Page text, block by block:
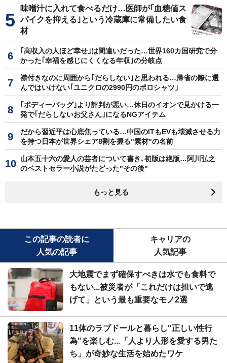
味噌汁に入れて食べるだけ…医師が｢血糖値ス
パイクを抑える｣という冷蔵庫に常備したい食
材
｢高収入の人ほど幸せ｣は間違いだった…世界160カ国研究で分
かった｢幸福を感じにくくなる年収｣の分岐点
襟付きなのに周囲から｢だらしない｣と思われる…帰省の際に選
んではいけない｢ユニクロの2990円のポロシャツ｣
｢ボディーバッグ｣より評判が悪い…休日のイオンで見かける一
発で｢だらしないお父さん｣になるNGアイテム
だから習近平は心底焦っている…中国のITもEVも壊滅させる力
を持つ日本が世界シェア8割を握る"素材"の名前
山本五十六の愛人の芸者について書き､初版は絶版…阿川弘之
のベストセラー小説がたどった"その後"
もっと見る
この記事の読者に
人気の記事
キャリアの
人気記事
大地震でまず確保すべきは水でも食料で
もない...被災者が「これだけは担いで逃
げて」という最も重要なモノ2選
11体のラブドールと暮らし"正しい性行
為"を楽しむ...「人より人形を愛する男た
ち」が奇妙な生活を始めたワケ